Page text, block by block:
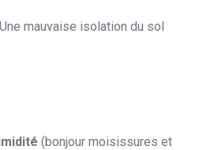
mauvaise isolation du sol
(bonjour moisissures et